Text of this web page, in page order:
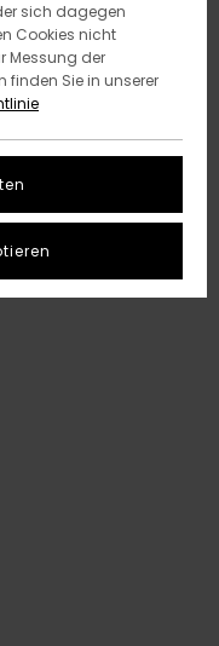
sich dagegen
Cookies nicht
Messung der
finden Sie in unserer